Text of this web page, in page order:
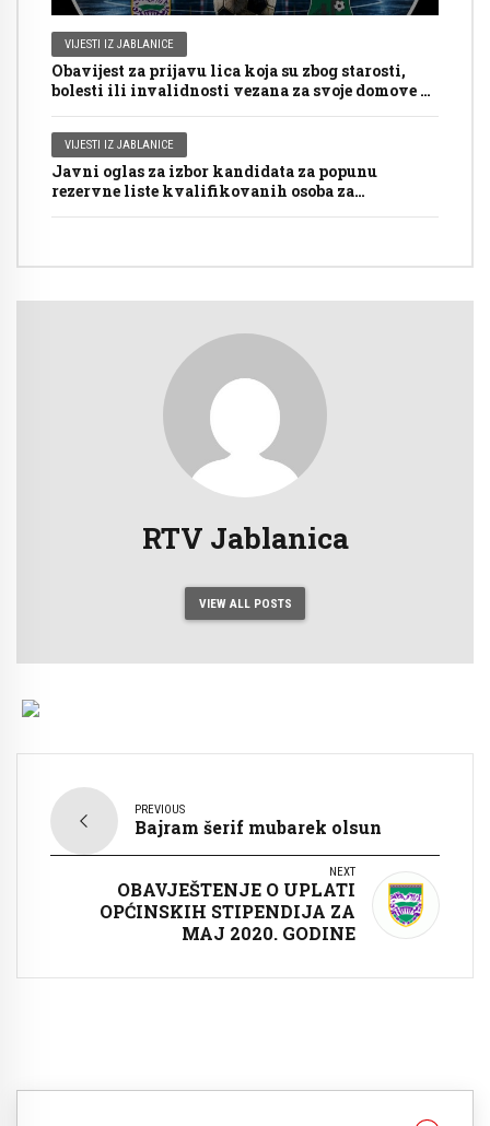
VIJESTI IZ JABLANICE
Obavijest za prijavu lica koja su zbog starosti,
bolesti ili invalidnosti vezana za svoje domove za
izborima 2026. godine
VIJESTI IZ JABLANICE
Javni oglas za izbor kandidata za popunu
rezervne liste kvalifikovanih osoba za
RTV Jablanica
VIEW ALL POSTS
PREVIOUS
Bajram šerif mubarek olsun
NEXT
OBAVJEŠTENJE O UPLATI
OPĆINSKIH STIPENDIJA ZA
MAJ 2020. GODINE